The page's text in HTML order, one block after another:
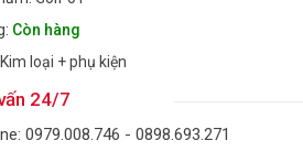
Còn hàng
loại + phụ kiện
24/7
‎0979.008.746 - 0898.693.271